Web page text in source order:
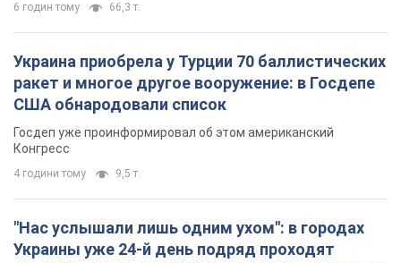
6 годин тому 66,3 т.
Украина приобрела у Турции 70 баллистических
ракет и многое другое вооружение: в Госдепе
США обнародовали список
Госдеп уже проинформировал об этом американский
Конгресс
4 години тому 9,5 т.
"Нас услышали лишь одним ухом": в городах
Украины уже 24-й день подряд проходят